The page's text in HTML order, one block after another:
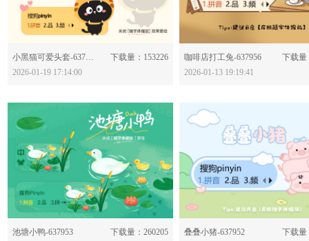
分享：
小黑猫可爱头套-637966
下载量：153226
2026-01-19 17:14:00
分享：
咖啡店打工兔-637956
下载量
2026-01-13 19:19:41
分享：
池塘小鸭-637953
下载量：260205
分享：
叠叠小猪-637952
下载量